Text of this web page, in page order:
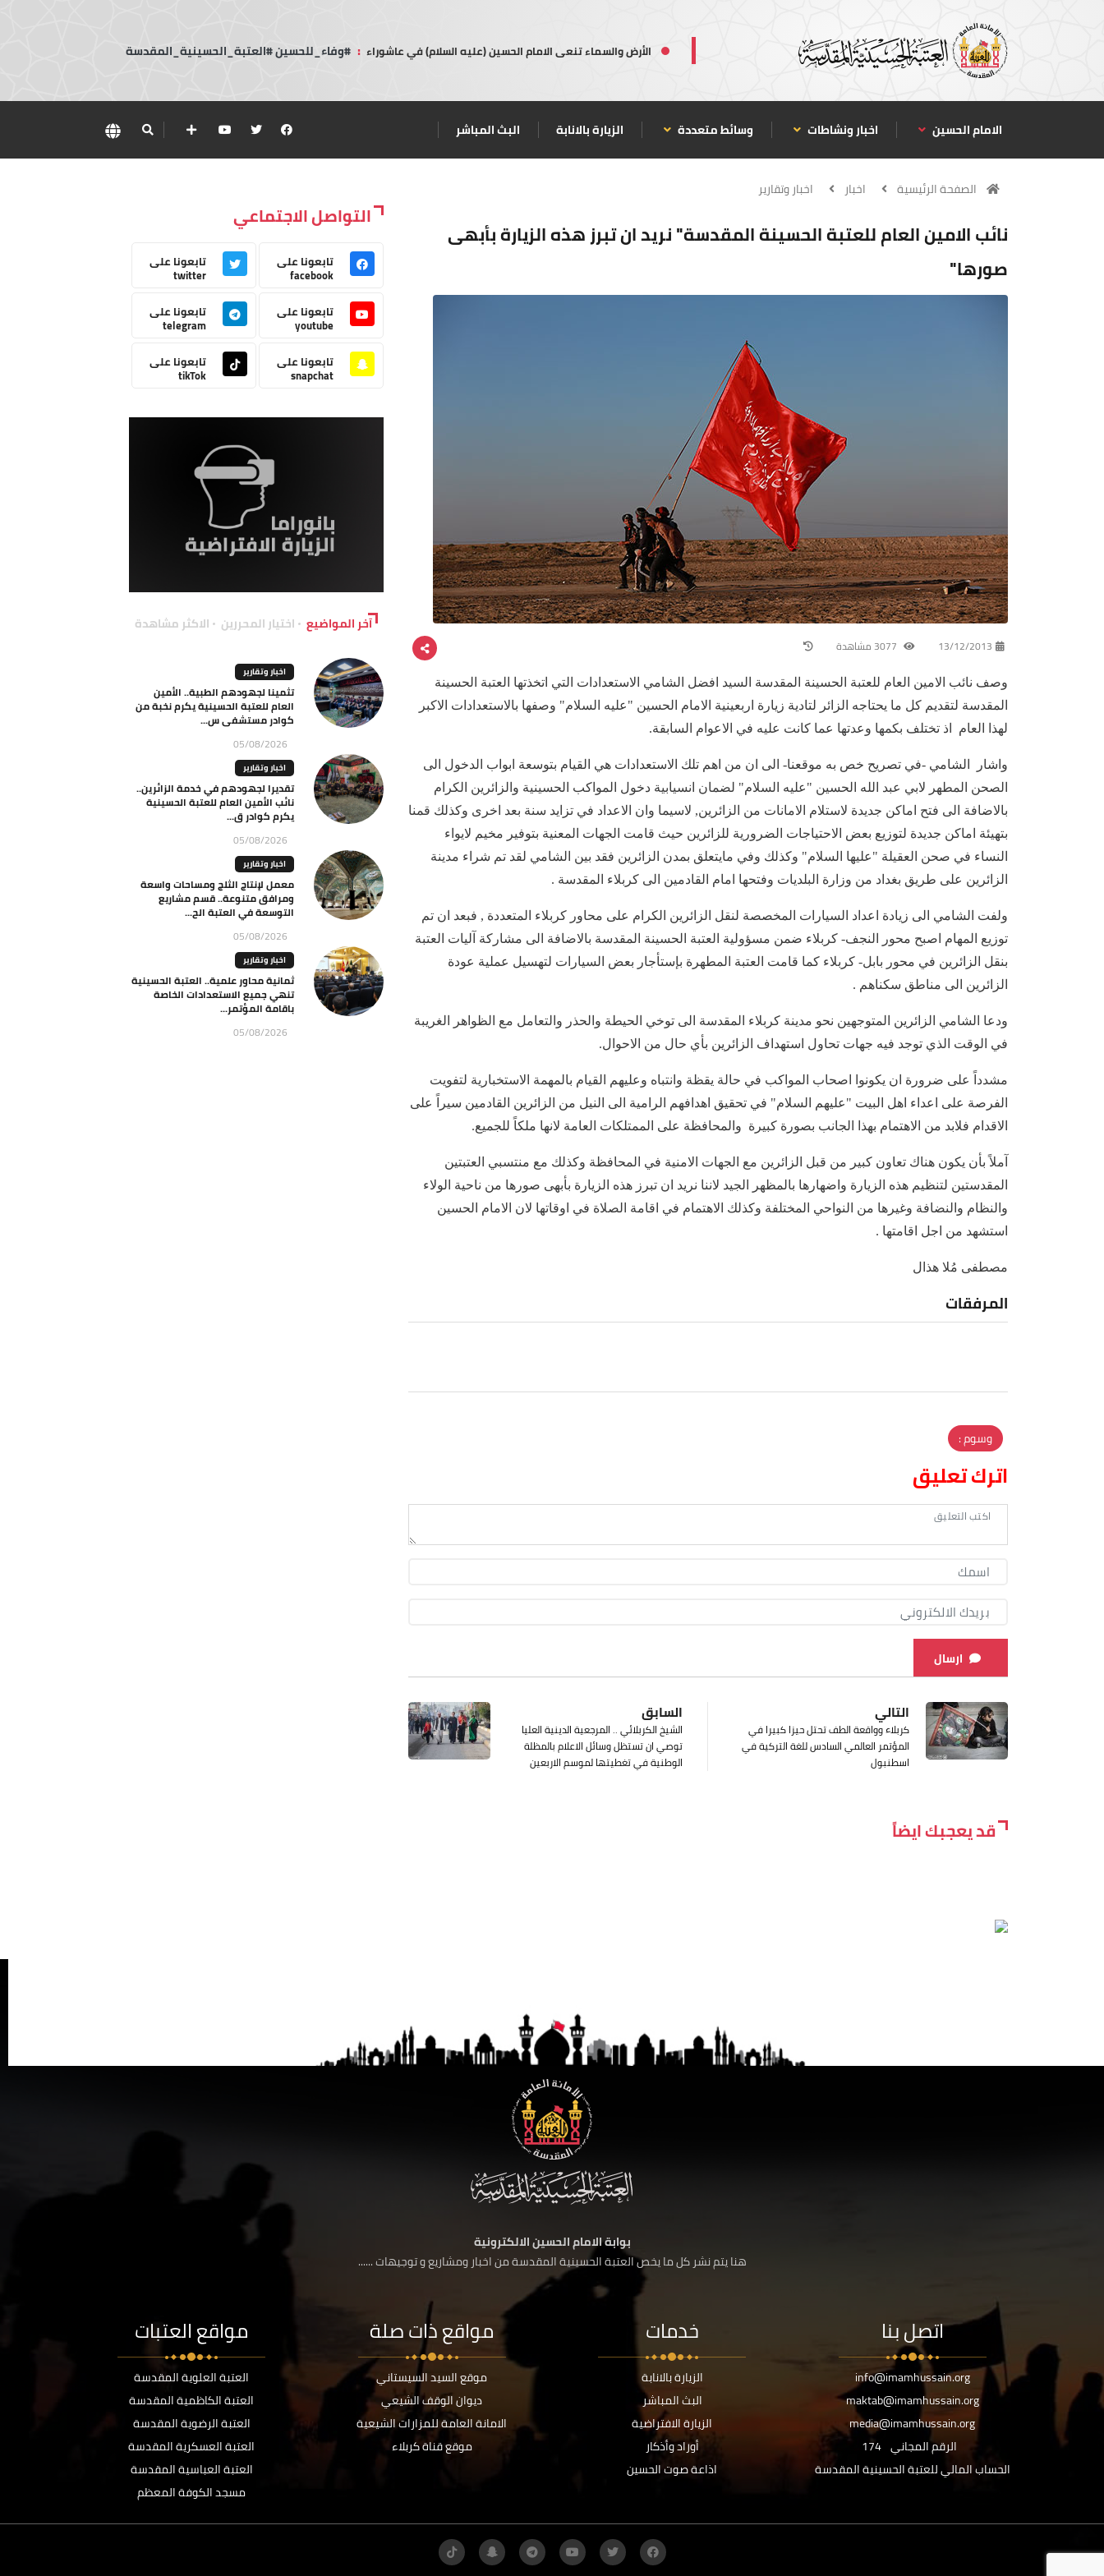
الأرض والسماء تنعى الامام الحسين (عليه السلام) في عاشوراء : #وفاء_للحسين #العتبة_الحسينية_المقدسة
الامام الحسين اخبار ونشاطات وسائط متعددة الزيارة بالانابة البث المباشر
الصفحة الرئيسية اخبار اخبار وتقارير
نائب الامين العام للعتبة الحسينة المقدسة" نريد ان تبرز هذه الزيارة بأبهى
صورها"
13/12/2013
وصف نائب الامين العام للعتبة الحسينة المقدسة السيد افضل الشامي الاستعدادات التي اتخذتها العتبة الحسينة
المقدسة لتقديم كل ما يحتاجه الزائر لتادية زيارة اربعينية الامام الحسين "عليه السلام" وصفها بالاستعدادات الاكبر
لهذا العام اذ تختلف بكمها وعدتها عما كانت عليه في الاعوام السابقة.
واشار الشامي -في تصريح خص به موقعنا- الى ان من اهم تلك الاستعدادات هي القيام بتوسعة ابواب الدخول الى
الصحن المطهر لابي عبد الله الحسين "عليه السلام" لضمان انسيابية دخول المواكب الحسينية والزائرين الكرام
بالاضافة الى فتح اماكن جديدة لاستلام الامانات من الزائرين, لاسيما وان الاعداد في تزايد سنة بعد اخرى وكذلك قمنا
بتهيئة اماكن جديدة لتوزيع بعض الاحتياجات الضرورية للزائرين حيث قامت الجهات المعنية بتوفير مخيم لايواء
النساء في صحن العقيلة "عليها السلام" وكذلك وفي مايتعلق بمدن الزائرين فقد بين الشامي لقد تم شراء مدينة
الزائرين على طريق بغداد من وزارة البلديات وفتحها امام القادمين الى كربلاء المقدسة .
ولفت الشامي الى زيادة اعداد السيارات المخصصة لنقل الزائرين الكرام على محاور كربلاء المتعددة , فبعد ان تم
توزيع المهام اصبح محور النجف- كربلاء ضمن مسؤولية العتبة الحسينة المقدسة بالاضافة الى مشاركة آليات العتبة
بنقل الزائرين في محور بابل- كربلاء كما قامت العتبة المطهرة بإستأجار بعض السيارات لتهسيل عملية عودة
الزائرين الى مناطق سكناهم .
ودعا الشامي الزائرين المتوجهين نحو مدينة كربلاء المقدسة الى توخي الحيطة والحذر والتعامل مع الظواهر الغريبة
في الوقت الذي توجد فيه جهات تحاول استهداف الزائرين بأي حال من الاحوال.
مشدداً على ضرورة ان يكونوا اصحاب المواكب في حالة يقظة وانتباه وعليهم القيام بالمهمة الاستخبارية لتفويت
الفرصة على اعداء اهل البيت "عليهم السلام" في تحقيق اهدافهم الرامية الى النيل من الزائرين القادمين سيراً على
الاقدام فلابد من الاهتمام بهذا الجانب بصورة كبيرة والمحافظة على الممتلكات العامة لانها ملكاً للجميع.
آملاً بأن يكون هناك تعاون كبير من قبل الزائرين مع الجهات الامنية في المحافظة وكذلك مع منتسبي العتبتين
المقدستين لتنظيم هذه الزيارة واضهارها بالمظهر الجيد لاننا نريد ان تبرز هذه الزيارة بأبهى صورها من ناحية الولاء
والنظام والنضافة وغيرها من النواحي المختلفة وكذلك الاهتمام في اقامة الصلاة في اوقاتها لان الامام الحسين
استشهد من اجل اقامتها .
مصطفى مُلا هذال
المرفقات
وسوم :
اترك تعليق
ارسال
السابق
الشيخ الكربلائي .. المرجعية الدينية العليا
توصي ان تستظل وسائل الاعلام بالمظلة
الوطنية في تغطيتها لموسم الاربعين
التالي
كربلاء وواقعة الطف تحتل حيزا كبيرا في
المؤتمر العالمي السادس للغة التركية في
اسطنبول
قد يعجبك ايضاً
التواصل الاجتماعي
تابعونا على
facebook
تابعونا على
twitter
تابعونا على
youtube
تابعونا على
telegram
تابعونا على
snapchat
تابعونا على
tikTok
آخر المواضيع اختيار المحررين الاكثر مشاهدة
اخبار وتقارير
تثمينا لجهودهم الطبية.. الأمين
العام للعتبة الحسينية يكرم نخبة من
كوادر مستشفى س...
05/08/2026
اخبار وتقارير
تقديرا لجهودهم في خدمة الزائرين..
نائب الأمين العام للعتبة الحسينية
يكرم كوادر ق...
05/08/2026
اخبار وتقارير
معمل لإنتاج الثلج ومساحات واسعة
ومرافق متنوعة.. قسم مشاريع
التوسعة في العتبة الح...
05/08/2026
اخبار وتقارير
ثمانية محاور علمية.. العتبة الحسينية
تنهي جميع الاستعدادات الخاصة
باقامة المؤتمر...
05/08/2026
بوابة الامام الحسين الالكترونية
هنا يتم نشر كل ما يخص العتبة الحسينية المقدسة من اخبار ومشاريع و توجيهات ......
اتصل بنا
info@imamhussain.org
maktab@imamhussain.org
media@imamhussain.org
الرقم المجاني 174
الحساب المالي للعتبة الحسينية المقدسة
خدمات
الزيارة بالانابة
البث المباشر
الزيارة الافتراضية
أوراد وأذكار
اذاعة صوت الحسين
مواقع ذات صلة
موقع السيد السيستاني
ديوان الوقف الشيعي
الامانة العامة للمزارات الشيعية
موقع قناة كربلاء
مواقع العتبات
العتبة العلوية المقدسة
العتبة الكاظمية المقدسة
العتبة الرضوية المقدسة
العتبة العسكرية المقدسة
العتبة العباسية المقدسة
مسجد الكوفة المعظم